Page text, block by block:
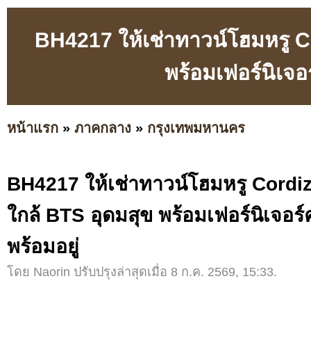
BH4217 ให้เช่าทาวน์โฮมหรู
พร้อมเฟอร์นิเจ
หน้าแรก » ภาคกลาง » กรุงเทพมหานคร
BH4217 ให้เช่าทาวน์โฮมหรู
ใกล้ BTS อุดมสุข พร้อมเฟอร์นิเจอ
พร้อมอยู่
โดย Naorin ปรับปรุงล่าสุดเมื่อ 8 ก.ค. 2569, 15:33.